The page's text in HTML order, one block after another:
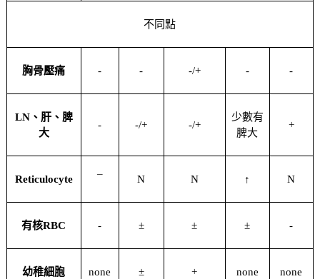
不同點
胸骨壓痛 - - -/+ - -
LN、肝、脾
大
- -/+ -/+
少數有
脾大
+
Reticulocyte N N ↑ N
有核RBC - ± ± ± -
幼稚細胞 none ± + none none